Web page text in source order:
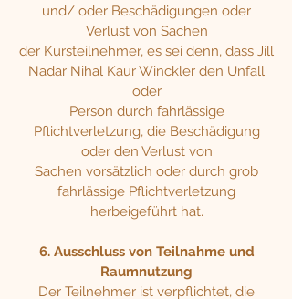
und/ oder Beschädigungen oder
Verlust von Sachen
der Kursteilnehmer, es sei denn, dass Jill
Nadar Nihal Kaur Winckler den Unfall
oder
Person durch fahrlässige
Pflichtverletzung, die Beschädigung
oder den Verlust von
Sachen vorsätzlich oder durch grob
fahrlässige Pflichtverletzung
herbeigeführt hat.
6. Ausschluss von Teilnahme und
Raumnutzung
Der Teilnehmer ist verpflichtet, die